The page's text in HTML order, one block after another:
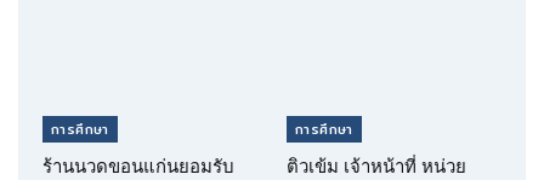
การศึกษา
ร้านนวดขอนแก่นยอมรับ
การศึกษา
ติวเข้ม เจ้าหน้าที่ หน่วย